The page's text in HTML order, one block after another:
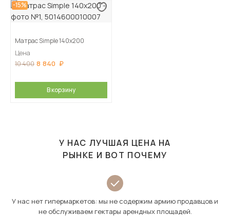
-15%
Матрас Simple 140х200
Цена
10 400 8 840
В корзину
У НАС ЛУЧШАЯ ЦЕНА НА
РЫНКЕ И ВОТ ПОЧЕМУ
У нас нет гипермаркетов: мы не содержим армию продавцов и
не обслуживаем гектары арендных площадей.